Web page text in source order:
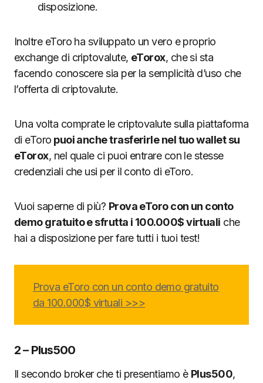
disposizione.
Inoltre eToro ha sviluppato un vero e proprio
exchange di criptovalute, eTorox, che si sta
facendo conoscere sia per la semplicità d’uso che
l’offerta di criptovalute.
Una volta comprate le criptovalute sulla piattaforma
di eToro puoi anche trasferirle nel tuo wallet su
eTorox, nel quale ci puoi entrare con le stesse
credenziali che usi per il conto di eToro.
Vuoi saperne di più? Prova eToro con un conto
demo gratuito e sfrutta i 100.000$ virtuali che
hai a disposizione per fare tutti i tuoi test!
Prova eToro con un conto demo gratuito
da 100.000$ virtuali >>>
2 – Plus500
Il secondo broker che ti presentiamo è Plus500,